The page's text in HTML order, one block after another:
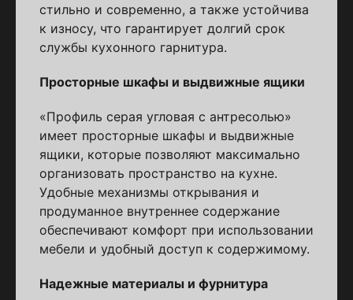
стильно и современно, а также устойчива
к износу, что гарантирует долгий срок
службы кухонного гарнитура.
Просторные шкафы и выдвижные ящики
«Профиль серая угловая с антресолью»
имеет просторные шкафы и выдвижные
ящики, которые позволяют максимально
организовать пространство на кухне.
Удобные механизмы открывания и
продуманное внутреннее содержание
обеспечивают комфорт при использовании
мебели и удобный доступ к содержимому.
Надежные материалы и фурнитура